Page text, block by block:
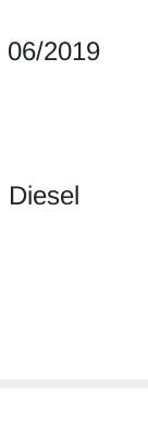
06/2019
Diesel